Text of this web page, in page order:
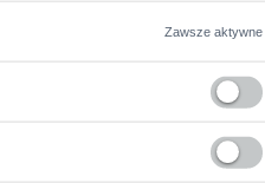
Zawsze aktywne